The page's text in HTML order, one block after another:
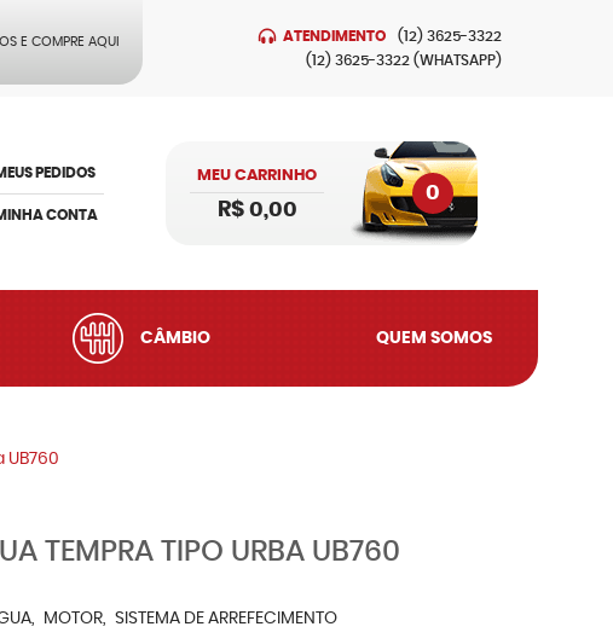
E COMPRE AQUI ATENDIMENTO (12) 3625-3322
(12) 3625-3322 (WHATSAPP)
PEDIDOS
CONTA
MEU CARRINHO
0
R$ 0,00
CÂMBIO QUEM SOMOS
UB760
TEMPRA TIPO URBA UB760
MOTOR
SISTEMA DE ARREFECIMENTO